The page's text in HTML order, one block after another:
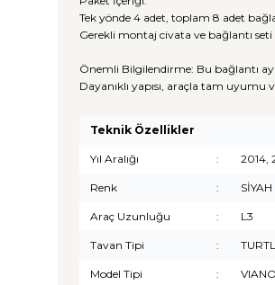
Tek yönde 4 adet, toplam 8 adet
Gerekli montaj civata ve bağlantı
Önemli Bilgilendirme: Bu bağlantı
Dayanıklı yapısı, araçla tam
Teknik Özellikler
Yıl Aralığı : 2014,
Renk : SİYAH
Araç Uzunluğu : L3
Tavan Tipi :
Model Tipi :